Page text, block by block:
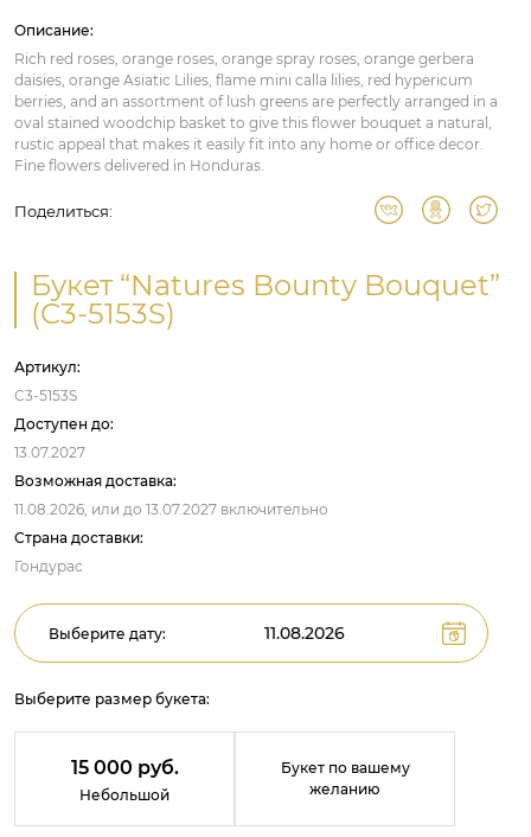
Описание:
Rich red roses, orange roses, orange spray roses, orange gerbera
daisies, orange Asiatic Lilies, flame mini calla lilies, red hypericum
berries, and an assortment of lush greens are perfectly arranged in a
oval stained woodchip basket to give this flower bouquet a natural,
rustic appeal that makes it easily fit into any home or office decor.
Fine flowers delivered in Honduras.
Поделиться:
Букет “Natures Bounty Bouquet”
(C3-5153S)
Артикул:
C3-5153S
Доступен до:
13.07.2027
Возможная доставка:
11.08.2026, или до 13.07.2027 включительно
Страна доставки:
Гондурас
Выберите дату:
Выберите размер букета:
15 000 руб.
Небольшой
Букет по вашему
желанию